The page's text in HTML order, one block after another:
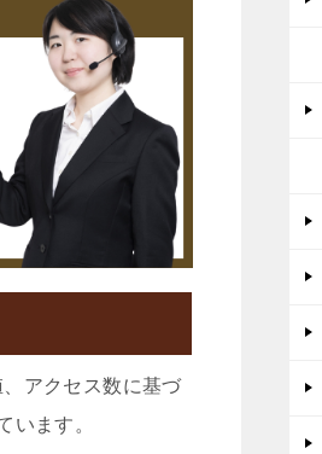
アクセス数に基づ
います。